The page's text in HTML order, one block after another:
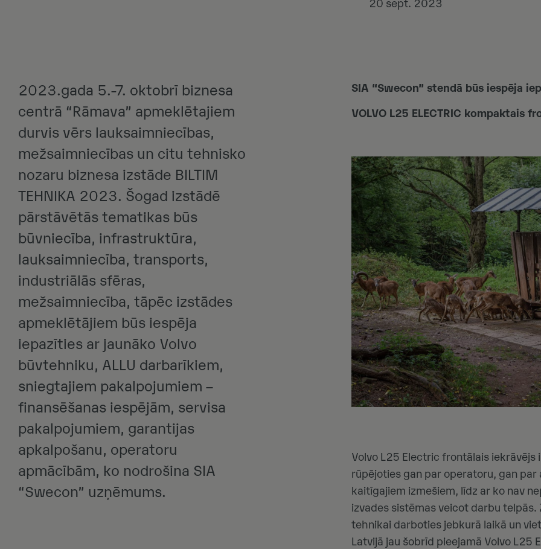
20 sept. 2023
2023.gada 5.-7. oktobrī biznesa
centrā “Rāmava” apmeklētajiem
durvis vērs lauksaimniecības,
mežsaimniecības un citu tehnisko
nozaru biznesa izstāde BILTIM
TEHNIKA 2023. Šogad izstādē
pārstāvētās tematikas būs
būvniecība, infrastruktūra,
lauksaimniecība, transports,
industriālās sfēras,
mežsaimniecība, tāpēc izstādes
apmeklētājiem būs iespēja
iepazīties ar jaunāko Volvo
būvtehniku, ALLU darbarīkiem,
sniegtajiem pakalpojumiem –
finansēšanas iespējām, servisa
pakalpojumiem, garantijas
apkalpošanu, operatoru
apmācībām, ko nodrošina SIA
“Swecon” uzņēmums.
SIA “Swecon” stendā būs iespēja
VOLVO L25 ELECTRIC kompaktais
Volvo L25 Electric frontālais
rūpējoties gan par operatoru, gan
kaitīgajiem izmešiem, līdz ar ko nav
izvades sistēmas veicot darbu
tehnikai darboties jebkurā laikā un
Latvijā jau šobrīd pieejamā Volvo L25